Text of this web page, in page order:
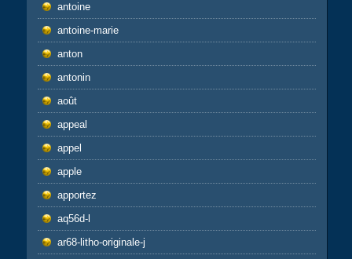
antoine
antoine-marie
anton
antonin
août
appeal
appel
apple
apportez
aq56d-l
ar68-litho-originale-j